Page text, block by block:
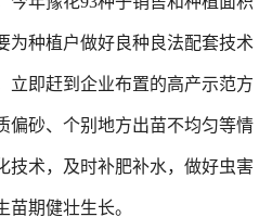
为种植户做好良种良法配套技术
立即赶到企业布置的高产示范方
偏砂、个别地方出苗不均匀等情
技术，及时补肥补水，做好虫害
期健壮生长。